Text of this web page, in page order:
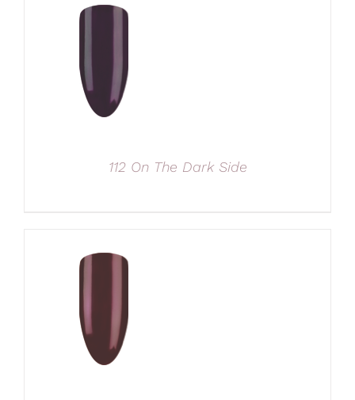
112 On The Dark Side